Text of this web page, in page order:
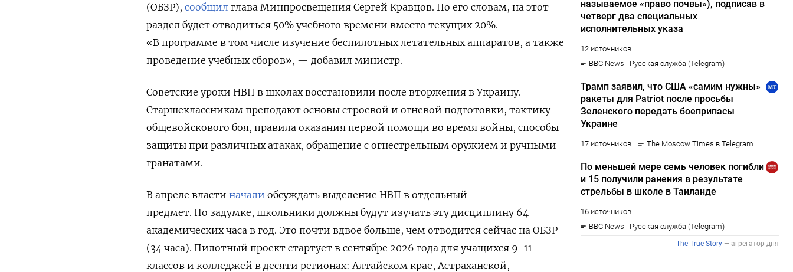
(ОБЗР), сообщил глава Минпросвещения Сергей Кравцов. По его словам, на этот
раздел будет отводиться 50% учебного времени вместо текущих 20%.
«В программе в том числе изучение беспилотных летательных аппаратов, а также
проведение учебных сборов», — добавил министр.
Советские уроки НВП в школах восстановили после вторжения в Украину.
Старшеклассникам преподают основы строевой и огневой подготовки, тактику
общевойскового боя, правила оказания первой помощи во время войны, способы
защиты при различных атаках, обращение с огнестрельным оружием и ручными
гранатами.
В апреле власти начали обсуждать выделение НВП в отдельный
предмет. По задумке, школьники должны будут изучать эту дисциплину 64
академических часа в год. Это почти вдвое больше, чем отводится сейчас на ОБЗР
(34 часа). Пилотный проект стартует в сентябре 2026 года для учащихся 9-11
классов и колледжей в десяти регионах: Алтайском крае, Астраханской,